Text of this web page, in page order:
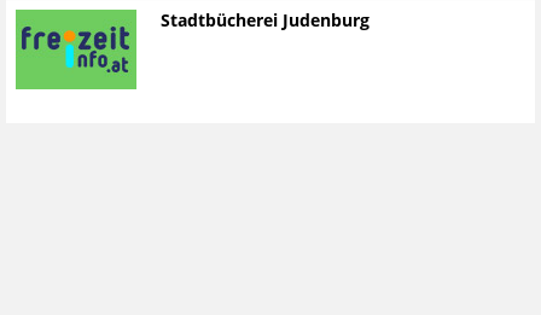
Stadtbücherei Judenburg